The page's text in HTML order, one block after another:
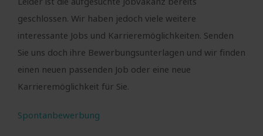
geschlossen. Wir haben jedoch viele weitere
interessante Jobs und Karrieremöglichkeiten. Senden
Sie uns doch ihre Bewerbungsunterlagen und wir finden
einen neuen passenden Job oder eine neue
Karrieremöglichkeit für Sie.
Spontanbewerbung